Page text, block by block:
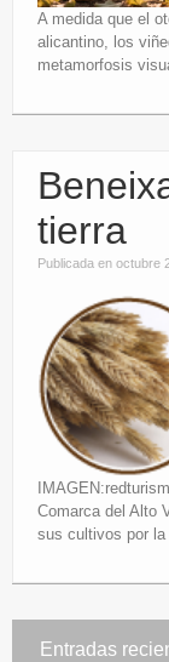
A medida que el
alicantino, los
metamorfosis
tierra
Publicada en octubre
Comarca del Alto
sus cultivos por la
Entradas